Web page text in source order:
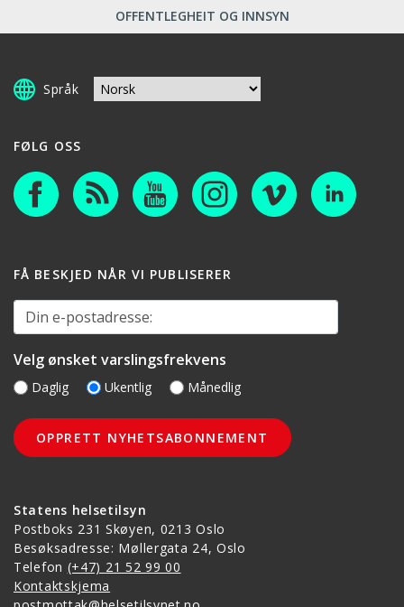
OFFENTLEGHEIT OG INNSYN
Språk
Statens helsetilsyn
Postboks 231 Skøyen, 0213 Oslo
Besøksadresse: Møllergata 24, Oslo
Telefon (+47) 21 52 99 00
Kontaktskjema
FØLG OSS
FÅ BESKJED NÅR VI PUBLISERER
Din e-postadresse:
Velg ønsket varslingsfrekvens
Daglig Ukentlig Månedlig